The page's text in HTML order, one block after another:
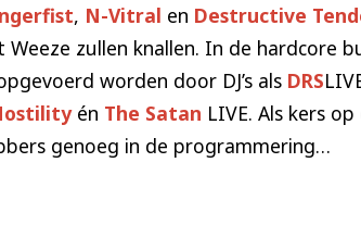
, N-Vitral en Destructive
zullen knallen. In de hardcore
worden door DJ’s als DRS
én The Satan LIVE. Als kers
genoeg in de programmering…